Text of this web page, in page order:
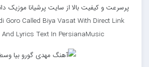
پرسرعت و کیفیت بالا از سایت پرشیانا موزیک
Goro Called Biya Vasat With Direct Link
And Lyrics Text In PersianaMusic